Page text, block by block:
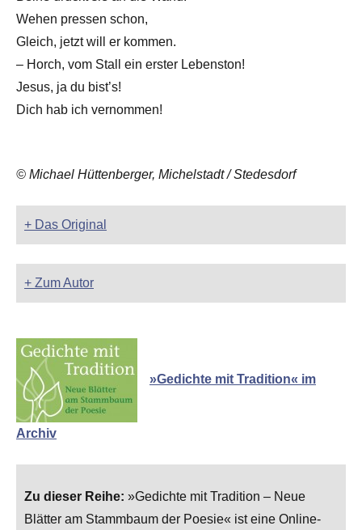
Wehen pressen schon,
Gleich, jetzt will er kommen.
– Horch, vom Stall ein erster Lebenston!
Jesus, ja du bist’s!
Dich hab ich vernommen!
© Michael Hüttenberger, Michelstadt / Stedesdorf
+ Das Original
+ Zum Autor
»Gedichte mit Tradition« im
Archiv
Zu dieser Reihe: »Gedichte mit Tradition – Neue
Blätter am Stammbaum der Poesie« ist eine Online-